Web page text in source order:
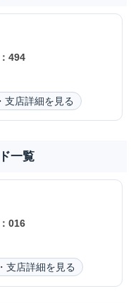
494
支店詳細を見る
一覧
016
支店詳細を見る